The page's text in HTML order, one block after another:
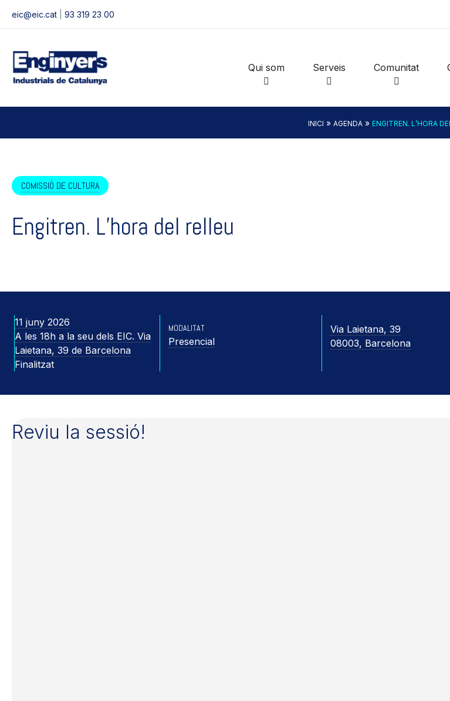
eic@eic.cat 93 319 23 00
Qui som Serveis Comunitat
INICI » AGENDA » ENGITREN. L’HORA
COMISSIÓ DE CULTURA
Engitren. L’hora del relleu
11 juny 2026
A les 18h a la seu dels EIC. Via
Laietana, 39 de Barcelona
Finalitzat
MODALITAT
Presencial
Via Laietana, 39
08003, Barcelona
Reviu la sessió!